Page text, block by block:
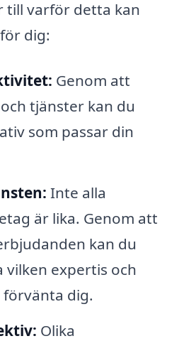
till varför detta kan
dig:
Genom att
tjänster kan du
som passar din
Inte alla
är lika. Genom att
kan du
expertis och
dig.
Olika